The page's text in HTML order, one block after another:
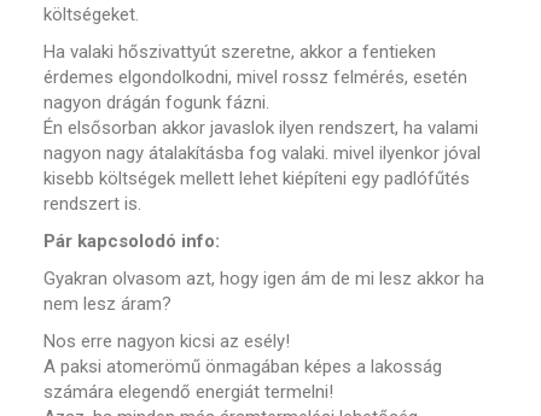
költségeket.
Ha valaki hőszivattyút szeretne, akkor a fentieken
érdemes elgondolkodni, mivel rossz felmérés, esetén
nagyon drágán fogunk fázni.
Én elsősorban akkor javaslok ilyen rendszert, ha valami
nagyon nagy átalakításba fog valaki. mivel ilyenkor jóval
kisebb költségek mellett lehet kiépíteni egy padlófűtés
rendszert is.
Pár kapcsolodó info:
Gyakran olvasom azt, hogy igen ám de mi lesz akkor ha
nem lesz áram?
Nos erre nagyon kicsi az esély!
A paksi atomerömű önmagában képes a lakosság
számára elegendő energiát termelni!